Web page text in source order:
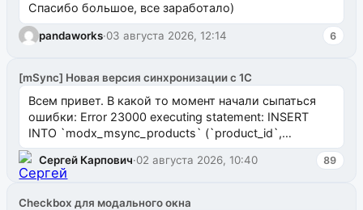
Спасибо большое, все заработало)
pandaworks·03 августа 2026, 12:14 6
[mSync] Новая версия синхронизации с 1С
Всем привет. В какой то момент начали сыпаться
ошибки: Error 23000 executing statement: INSERT
INTO `modx_msync_products` (`product_id`,
`uuid_1c`) VALUES ...
Сергей Карпович·02 августа 2026, 10:40 89
Checkbox для модального окна